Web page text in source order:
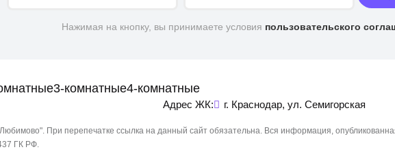
Нажимая на кнопку, вы принимаете условия пользовательского
3-комнатные4-комнатные
Адрес ЖК: г. Краснодар, ул. Семигорская
При перепечатке ссылка на данный сайт обязательна. Вся информация,
ГК РФ.